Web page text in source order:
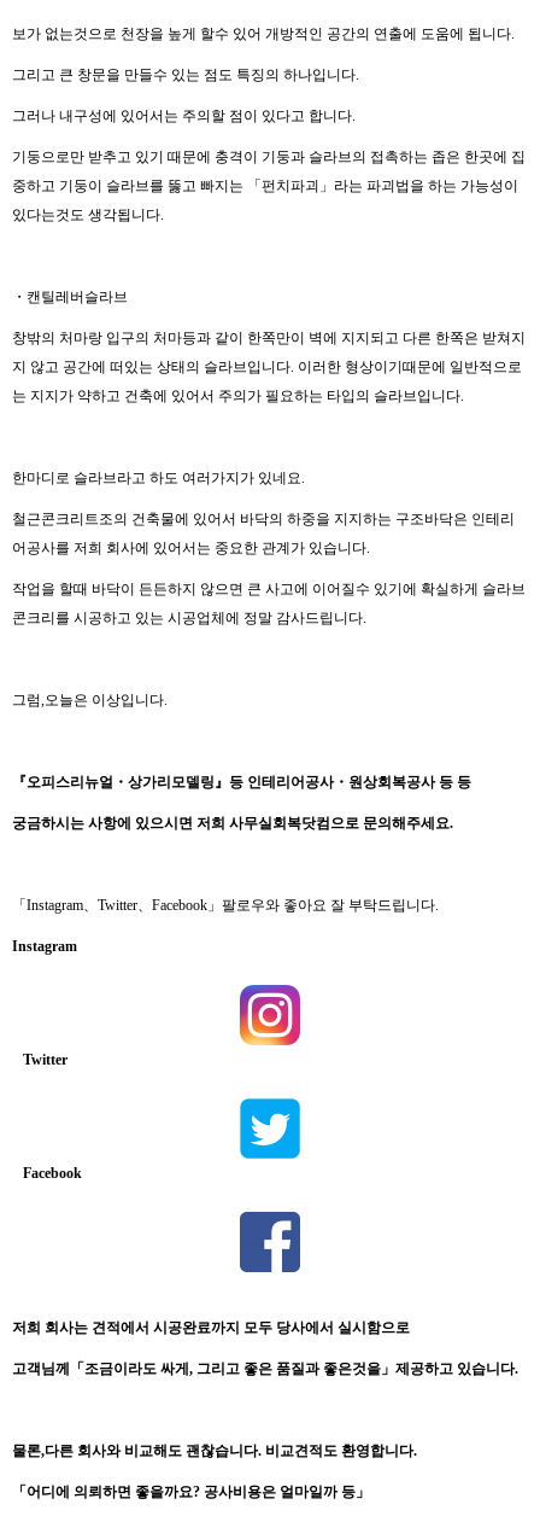
보가 없는것으로 천장을 높게 할수 있어 개방적인 공간의 연출에 도움에 됩니다.
그리고 큰 창문을 만들수 있는 점도 특징의 하나입니다.
그러나 내구성에 있어서는 주의할 점이 있다고 합니다.
기둥으로만 받추고 있기 때문에 충격이 기둥과 슬라브의 접촉하는 좁은 한곳에 집
중하고 기둥이 슬라브를 뚫고 빠지는 「펀치파괴」라는 파괴법을 하는 가능성이
있다는것도 생각됩니다.
・캔틸레버슬라브
창밖의 처마랑 입구의 처마등과 같이 한쪽만이 벽에 지지되고 다른 한쪽은 받쳐지
지 않고 공간에 떠있는 상태의 슬라브입니다. 이러한 형상이기때문에 일반적으로
는 지지가 약하고 건축에 있어서 주의가 필요하는 타입의 슬라브입니다.
한마디로 슬라브라고 하도 여러가지가 있네요.
철근콘크리트조의 건축물에 있어서 바닥의 하중을 지지하는 구조바닥은 인테리
어공사를 저희 회사에 있어서는 중요한 관계가 있습니다.
작업을 할때 바닥이 든든하지 않으면 큰 사고에 이어질수 있기에 확실하게 슬라브
콘크리를 시공하고 있는 시공업체에 정말 감사드립니다.
그럼,오늘은 이상입니다.
『오피스리뉴얼 ・ 상가리모델링』 등 인테리어공사・ 원상회복공사 등 등
궁금하시는 사항에 있으시면 저희 사무실회복닷컴으로 문의해주세요.
「Instagram、Twitter、Facebook」팔로우와 좋아요 잘 부탁드립니다.
Instagram
Twitter
Facebook
저희 회사는 견적에서 시공완료까지 모두 당사에서 실시함으로
고객님께 「 조금이라도 싸게 , 그리고 좋은 품질과 좋은것을 」 제공하고 있습니다.
물론,다른 회사와 비교해도 괜찮습니다. 비교견적도 환영합니다.
「 어디에 의뢰하면 좋을까요? 공사비용은 얼마일까 등 」